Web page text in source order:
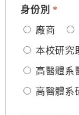
身份別 *
廠商
本校研究
高醫體系
高醫體系